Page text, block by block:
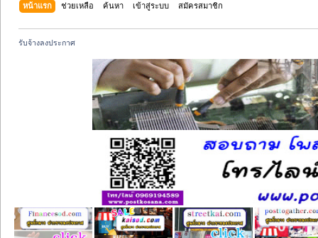
หน้าแรก ช่วยเหลือ ค้นหา เข้าสู่ระบบ สมัครสมาชิก
รับจ้างลงประกาศ